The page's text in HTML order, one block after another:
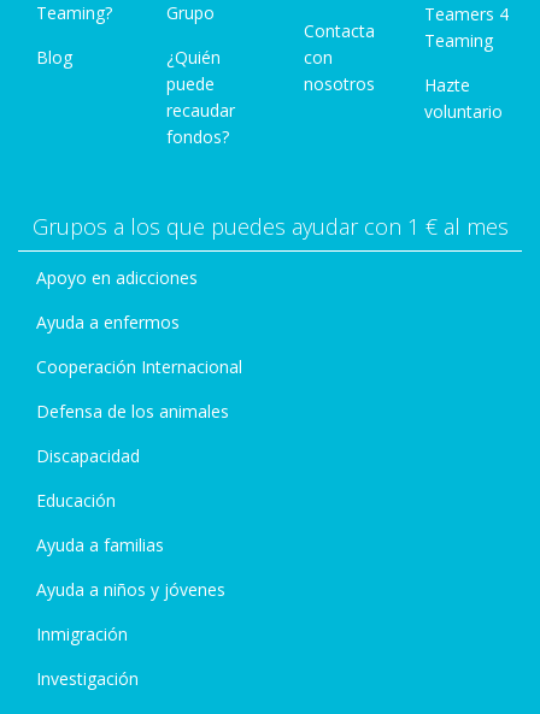
Teaming?
Blog
Grupo
¿Quién
puede
recaudar
fondos?
Contacta
con
nosotros
Teamers 4
Teaming
Hazte
voluntario
Grupos a los que puedes ayudar con 1 € al mes
Apoyo en adicciones
Ayuda a enfermos
Cooperación Internacional
Defensa de los animales
Discapacidad
Educación
Ayuda a familias
Ayuda a niños y jóvenes
Inmigración
Investigación